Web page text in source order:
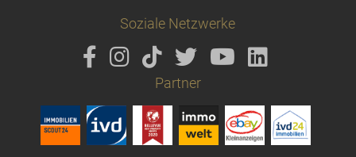
Soziale Netzwerke
Partner